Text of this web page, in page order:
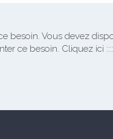
besoin. Vous devez
ce besoin. Cliquez ici